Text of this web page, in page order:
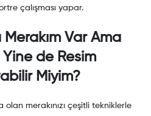
çalışması yapar.
Merakım Var Ama
de Resim
Miyim?
olan merakınızı çeşitli tekniklerle